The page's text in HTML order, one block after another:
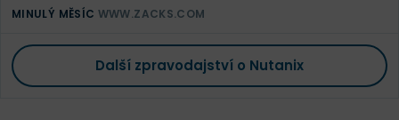
MINULÝ MĚSÍC WWW.ZACKS.COM
Další zpravodajství o Nutanix